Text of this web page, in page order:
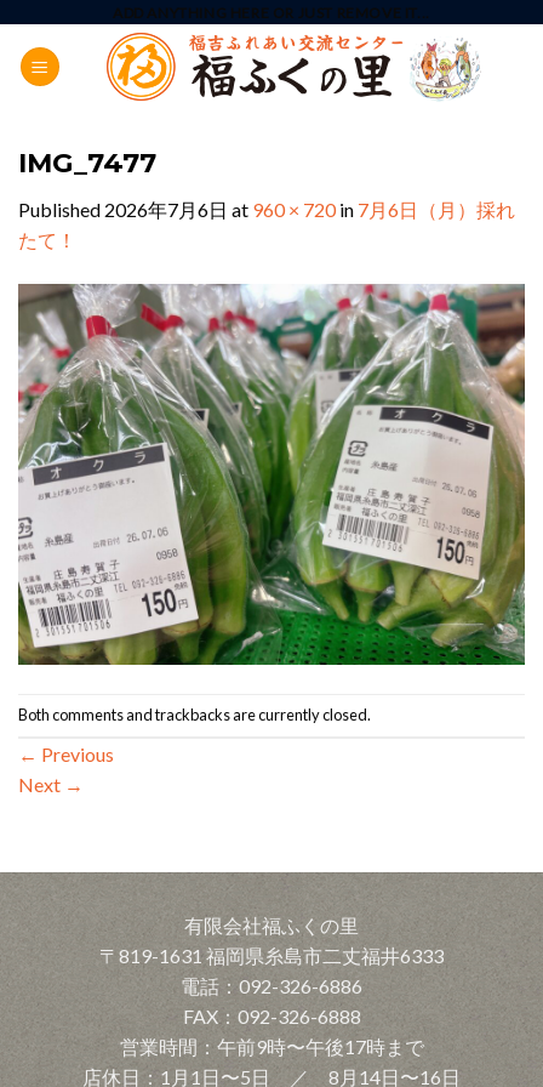
content
ADD ANYTHING HERE OR JUST REMOVE IT...
IMG_7477
Published 2026年7月6日 at 960 × 720in 7月6日（月）採れ
たて！
Both comments and trackbacks are currently closed.
← Previous
Next →
有限会社福ふくの里
〒819-1631 福岡県糸島市二丈福井6333
電話：092-326-6886
FAX：092-326-6888
営業時間：午前9時〜午後17時まで
店休日：1月1日〜5日 ／ 8月14日〜16日